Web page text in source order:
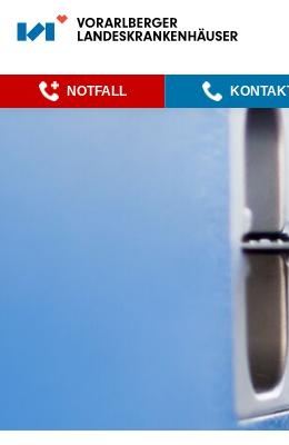
NOTFALL